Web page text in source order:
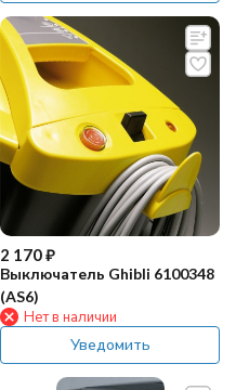
2 170₽
Выключатель Ghibli 6100348
(AS6)
Нет в наличии
Уведомить